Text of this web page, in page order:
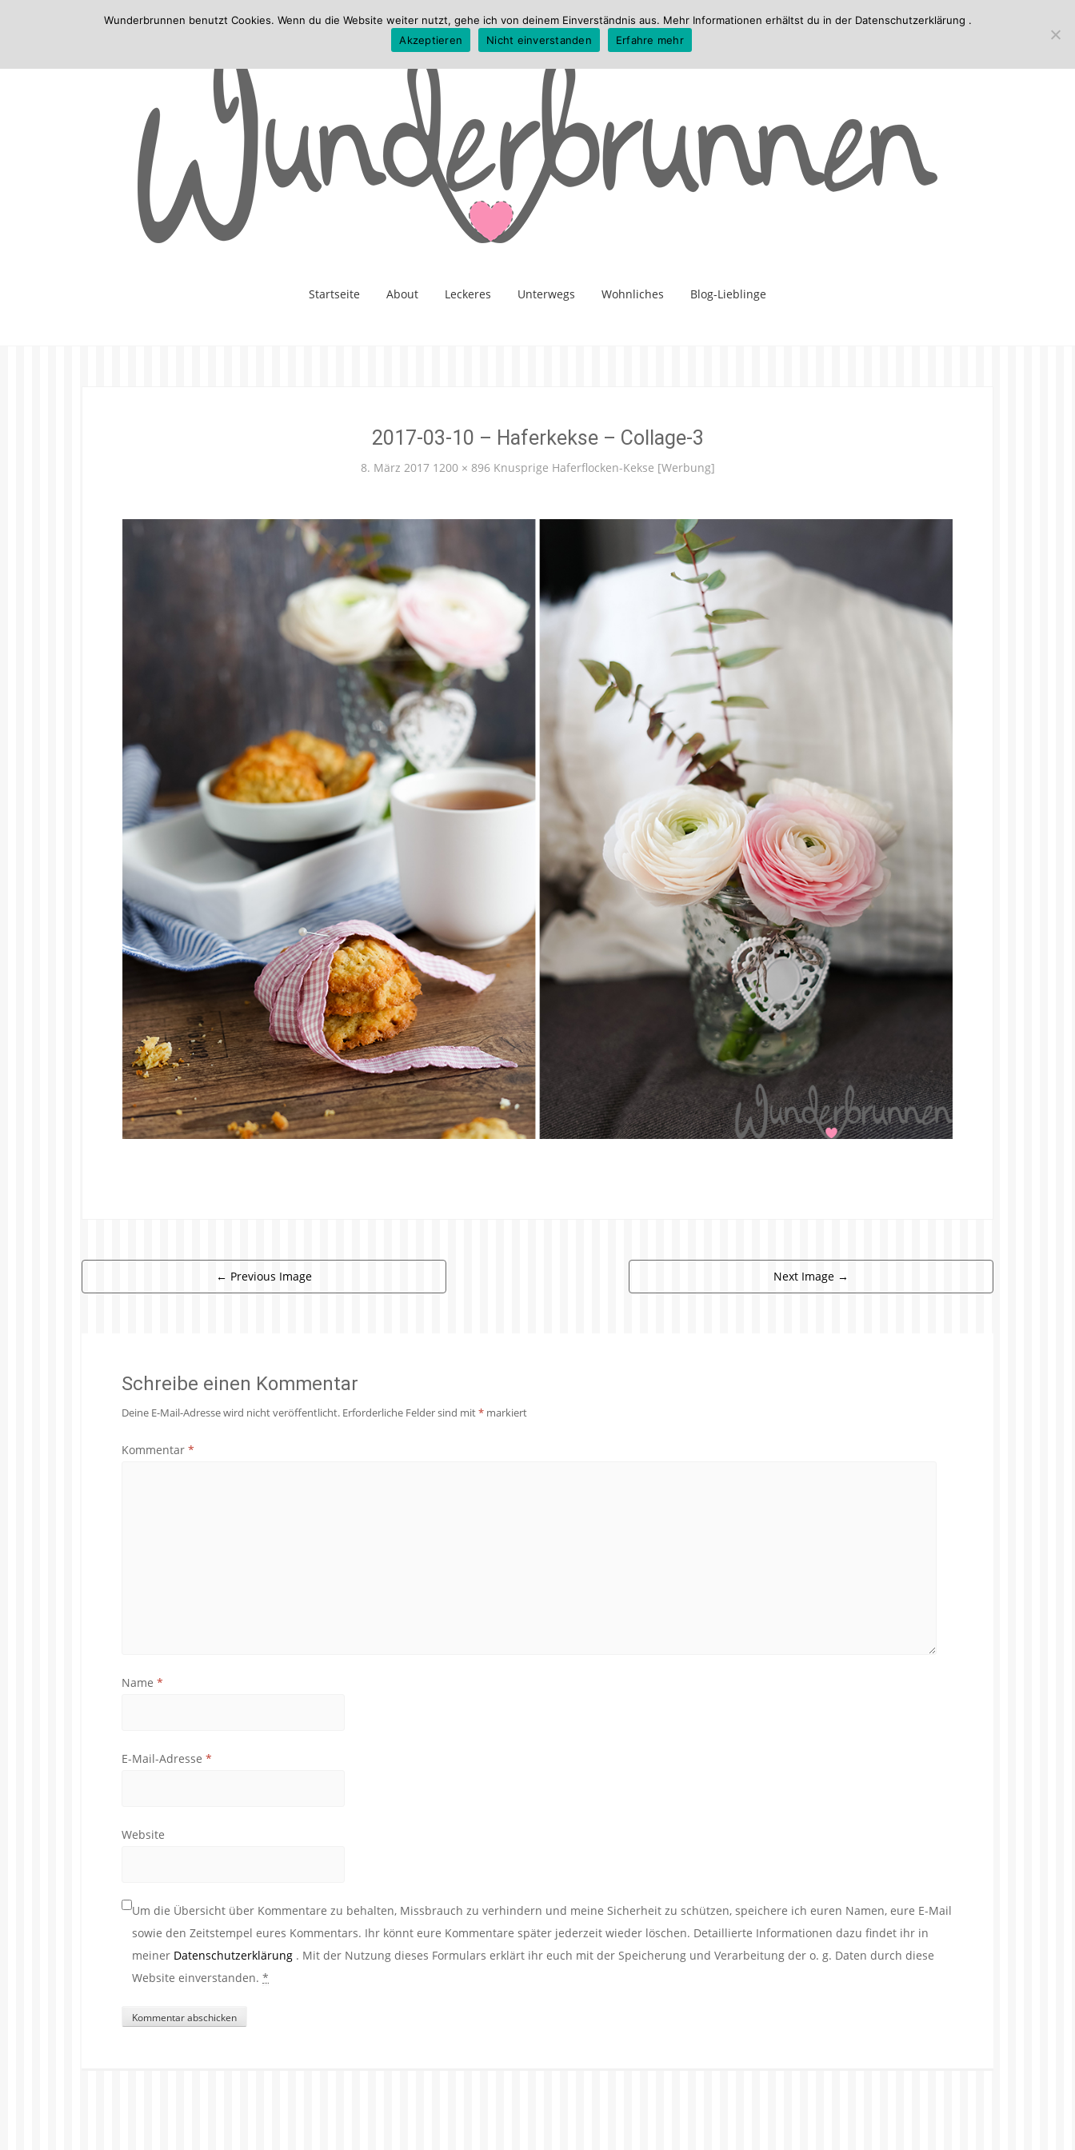
Startseite About Leckeres Unterwegs Wohnliches Blog-Lieblinge
2017-03-10 – Haferkekse – Collage-3
8. März 2017 1200 × 896 Knusprige Haferflocken-Kekse [Werbung]
← Previous Image Next Image →
Schreibe einen Kommentar
Deine E-Mail-Adresse wird nicht veröffentlicht. Erforderliche Felder sind mit* markiert
Kommentar *
Name *
E-Mail-Adresse *
Website
Um die Übersicht über Kommentare zu behalten, Missbrauch zu verhindern und meine Sicherheit zu schützen, speichere ich euren Namen, eure E-Mail
sowie den Zeitstempel eures Kommentars. Ihr könnt eure Kommentare später jederzeit wieder löschen. Detaillierte Informationen dazu findet ihr in
meiner Datenschutzerklärung . Mit der Nutzung dieses Formulars erklärt ihr euch mit der Speicherung und Verarbeitung der o. g. Daten durch diese
Website einverstanden. *
Wunderbrunnen benutzt Cookies. Wenn du die Website weiter nutzt, gehe ich von deinem Einverständnis aus. Mehr Informationen erhältst du in der Datenschutzerklärung .
Akzeptieren
Nicht einverstanden Erfahre mehr